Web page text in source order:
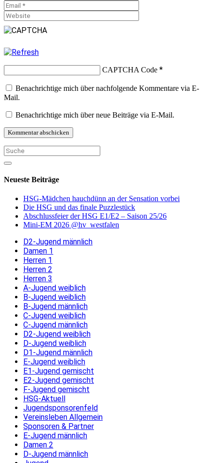
CAPTCHA Code *
Benachrichtige mich über nachfolgende Kommentare via E-
Mail.
Benachrichtige mich über neue Beiträge via E-Mail.
Neueste Beiträge
HSG-Mädchen hauchdünn an der Sensation vorbei
Die HSG und das finale Puzzlestück
Abschlussfeier der HSG E1/E2 – Saison 25/26
Mini-EM 2026 @hv_westfalen
D2-Jugend männlich
Damen 1
Herren 1
Herren 2
Herren 3
A-Jugend weiblich
B-Jugend weiblich
B-Jugend männlich
C-Jugend weiblich
C-Jugend männlich
D2-Jugend weiblich
D-Jugend weiblich
D1-Jugend männlich
E-Jugend weiblich
E1-Jugend gemischt
E2-Jugend gemischt
F-Jugend gemischt
HSG-Aktuell
Jugendsponsorenfeld
Vereinsleben Allgemein
Sponsoren & Partner
E-Jugend männlich
Damen 2
D-Jugend männlich